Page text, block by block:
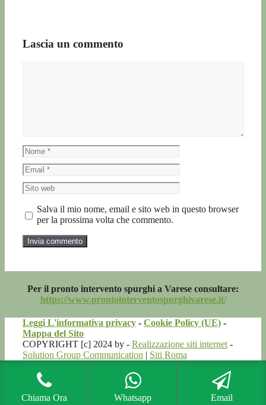
Lascia un commento
Nome
Email
Sito
web
Salva il mio nome, email e sito web in questo browser
per la prossima volta che commento.
Per il pronto intervento spurghi a Varese consultare:
https://www.prontointerventospurghivarese.it/
Leggi L'informativa privacy - Cookie Policy (UE) -
Mappa del Sito
COPYRIGHT [c] 2024 by - Realizzazione siti internet -
Solution Group Communication | Siti Roma
Chiama Ora Whatsapp Email